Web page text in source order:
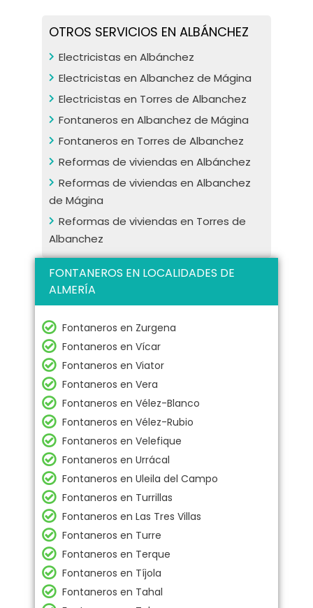
OTROS SERVICIOS EN ALBÁNCHEZ
Electricistas en Albánchez
Electricistas en Albanchez de Mágina
Electricistas en Torres de Albanchez
Fontaneros en Albanchez de Mágina
Fontaneros en Torres de Albanchez
Reformas de viviendas en Albánchez
Reformas de viviendas en Albanchez
de Mágina
Reformas de viviendas en Torres de
Albanchez
FONTANEROS EN LOCALIDADES DE
ALMERÍA
Fontaneros en Zurgena
Fontaneros en Vícar
Fontaneros en Viator
Fontaneros en Vera
Fontaneros en Vélez-Blanco
Fontaneros en Vélez-Rubio
Fontaneros en Velefique
Fontaneros en Urrácal
Fontaneros en Uleila del Campo
Fontaneros en Turrillas
Fontaneros en Las Tres Villas
Fontaneros en Turre
Fontaneros en Terque
Fontaneros en Tíjola
Fontaneros en Tahal